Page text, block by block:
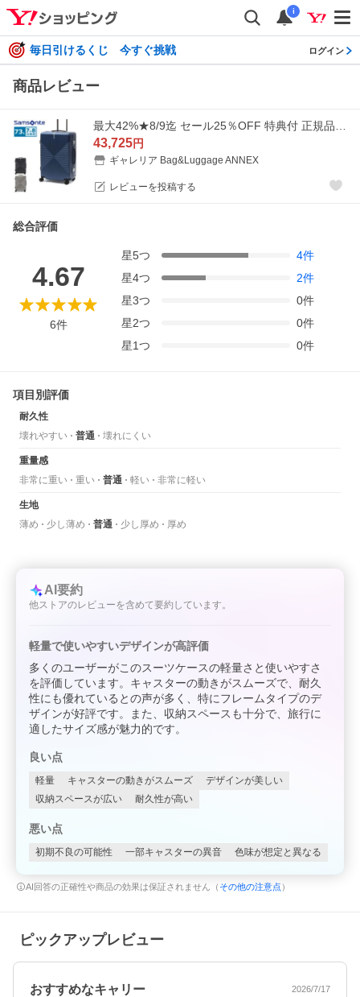
i
毎日引けるくじ 今すぐ挑戦 ログイン
商品レビュー
43,725円
ギャレリア Bag&Luggage ANNEX
レビューを投稿する
総合評価
4.67
6件
星5つ 4件
星4つ 2件
星3つ 0件
星2つ 0件
星1つ 0件
項目別評価
耐久性
壊れやすい
普通 壊れにくい
重量感
非常に重い
重い 普通 軽い 非常に軽い
生地
薄め
少し薄め 普通 少し厚め 厚め
AI要約
他ストアのレビューを含めて要約しています。
軽量で使いやすいデザインが高評価
多くのユーザーがこのスーツケースの軽量さと使いやすさ
を評価しています。キャスターの動きがスムーズで、耐久
性にも優れているとの声が多く、特にフレームタイプのデ
ザインが好評です。また、収納スペースも十分で、旅行に
適したサイズ感が魅力的です。
良い点
軽量 キャスターの動きがスムーズ
デザインが美しい
収納スペースが広い
耐久性が高い
悪い点
初期不良の可能性 一部キャスターの異音 色味が想定と異なる
AI回答の正確性や商品の効果は保証されません（ その他の注意点 ）
ピックアップレビュー
おすすめなキャリー 2026/7/17